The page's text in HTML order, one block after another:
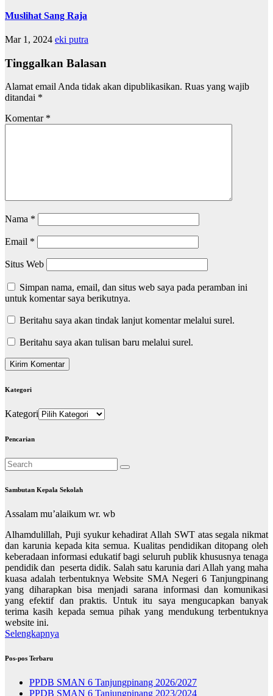
Muslihat Sang Raja
Mar 1, 2024 eki putra
Tinggalkan Balasan
Alamat email Anda tidak akan dipublikasikan. Ruas yang wajib
ditandai *
Komentar *
Nama *
Email *
Situs Web
Simpan nama, email, dan situs web saya pada peramban ini
untuk komentar saya berikutnya.
Beritahu saya akan tindak lanjut komentar melalui surel.
Beritahu saya akan tulisan baru melalui surel.
Kategori
Kategori
Pencarian
Sambutan Kepala Sekolah
Assalam mu’alaikum wr. wb
Alhamdulillah, Puji syukur kehadirat Allah SWT atas segala nikmat
dan karunia kepada kita semua. Kualitas pendidikan ditopang oleh
keberadaan informasi edukatif bagi seluruh publik khususnya tenaga
pendidik dan peserta didik. Salah satu karunia dari Allah yang maha
kuasa adalah terbentuknya Website SMA Negeri 6 Tanjungpinang
yang diharapkan bisa menjadi sarana informasi dan komunikasi
yang efektif dan praktis. Untuk itu saya mengucapkan banyak
terima kasih kepada semua pihak yang mendukung terbentuknya
website ini.
Selengkapnya
Pos-pos Terbaru
PPDB SMAN 6 Tanjungpinang 2026/2027
PPDB SMAN 6 Tanjungpinang 2023/2024